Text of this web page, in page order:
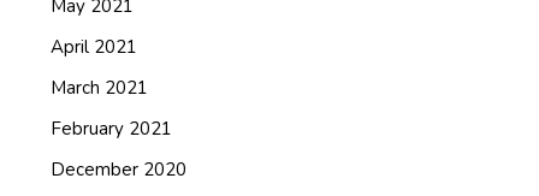
May 2021
April 2021
March 2021
February 2021
December 2020